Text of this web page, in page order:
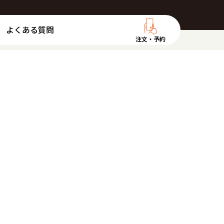
注文・予約
よくある質問